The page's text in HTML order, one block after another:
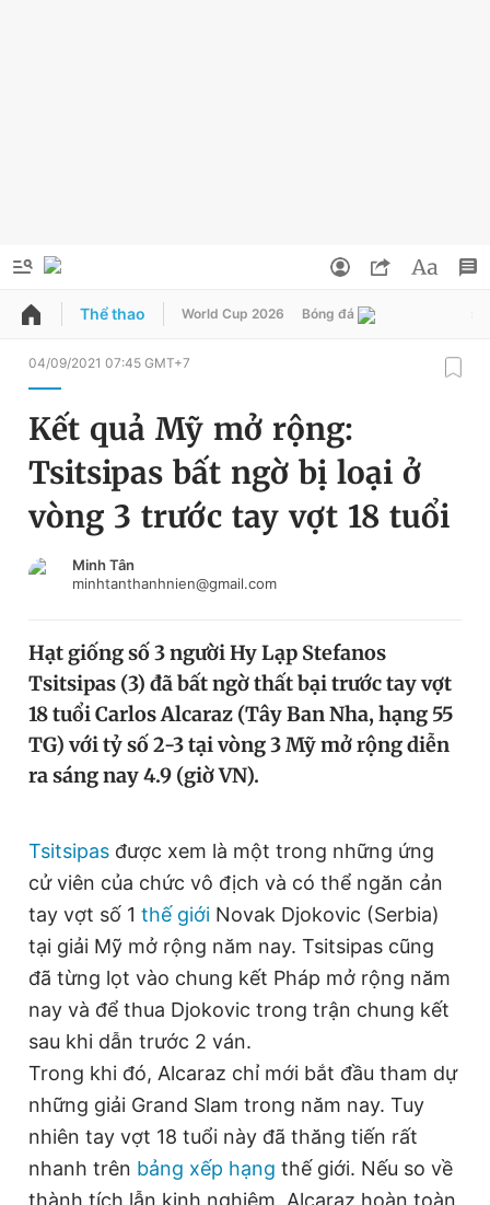
QUẢNG CÁO ĐẶT BÁO
Chuyên mục
Chuyên mục khác
Chào ngày mới
Video Magazine
Sản phẩm khác
Thông tin tòa soạn Liên hệ quảng cáo
Đọc Thanh Niên trên điện thoại
Theo dõi báo trên
Đổi mật khẩu
Tin đã lưu
Tin đã xem
Thể thao World Cup 2026 Bóng đá
04/09/2021 07:45 GMT+7
Kết quả Mỹ mở rộng:
Tsitsipas bất ngờ bị loại ở
vòng 3 trước tay vợt 18 tuổi
Minh Tân
minhtanthanhnien@gmail.com
Hạt giống số 3 người Hy Lạp Stefanos
Tsitsipas (3) đã bất ngờ thất bại trước tay vợt
18 tuổi Carlos Alcaraz (Tây Ban Nha, hạng 55
TG) với tỷ số 2-3 tại vòng 3 Mỹ mở rộng diễn
ra sáng nay 4.9 (giờ VN).
Tsitsipas được xem là một trong những ứng
cử viên của chức vô địch và có thể ngăn cản
tay vợt số 1 thế giới Novak Djokovic (Serbia)
tại giải Mỹ mở rộng năm nay. Tsitsipas cũng
đã từng lọt vào chung kết Pháp mở rộng năm
nay và để thua Djokovic trong trận chung kết
sau khi dẫn trước 2 ván.
Trong khi đó, Alcaraz chỉ mới bắt đầu tham dự
những giải Grand Slam trong năm nay. Tuy
nhiên tay vợt 18 tuổi này đã thăng tiến rất
nhanh trên bảng xếp hạng thế giới. Nếu so về
thành tích lẫn kinh nghiệm, Alcaraz hoàn toàn